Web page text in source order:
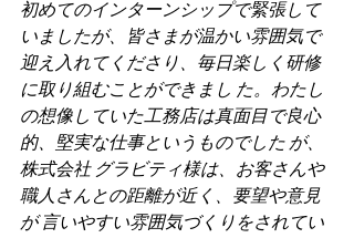
初めてのインターンシップで緊張して
いましたが、皆さまが温かい雰囲気で
迎え入れてくださり、毎日楽しく研修
に取り組むことができまし た。わたし
の想像していた工務店は真面目で良心
的、堅実な仕事というものでした が、
株式会社 グラビティ様は、お客さんや
職人さんとの距離が近く、要望や意見
が 言いやすい雰囲気づくりをされてい